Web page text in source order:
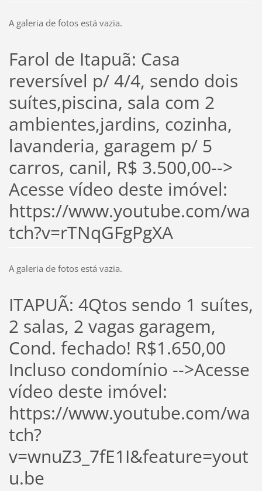
A galeria de fotos está vazia.
Farol de Itapuã: Casa
reversível p/ 4/4, sendo dois
suítes,piscina, sala com 2
ambientes,jardins, cozinha,
lavanderia, garagem p/ 5
carros, canil, R$ 3.500,00-->
Acesse vídeo deste imóvel:
https://www.youtube.com/wa
tch?v=rTNqGFgPgXA
A galeria de fotos está vazia.
ITAPUÃ: 4Qtos sendo 1 suítes,
2 salas, 2 vagas garagem,
Cond. fechado! R$1.650,00
Incluso condomínio -->Acesse
vídeo deste imóvel:
https://www.youtube.com/wa
tch?
v=wnuZ3_7fE1I&feature=yout
u.be